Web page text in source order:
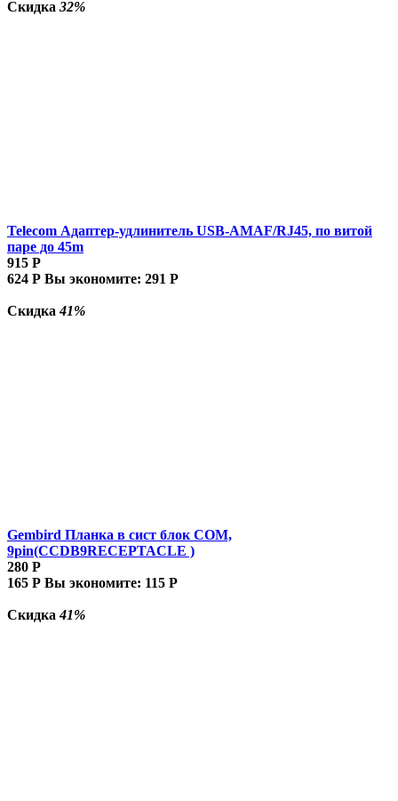
Скидка 32%
Telecom Адаптер-удлинитель USB-AMAF/RJ45, по витой
паре до 45m
915 Р
624 Р Вы экономите: 291 Р
Скидка41%
Gembird Планка в сист блок COM,
9pin(CCDB9RECEPTACLE )
280 Р
165 Р Вы экономите: 115 Р
Скидка41%